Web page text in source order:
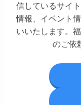
信しているサイ
情報、イベント
いいたします。
のご依